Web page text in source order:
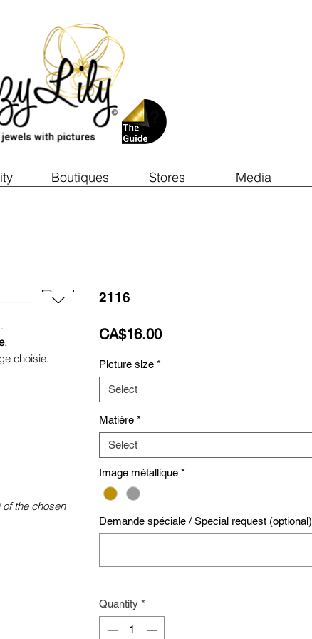
Boutiques Stores Media
.
choisie.
the chosen
2116
CA$16.00Price
Picture size *
Select
Matière *
Select
Image métallique *
Demande spéciale / Special request (optional)
Quantity *